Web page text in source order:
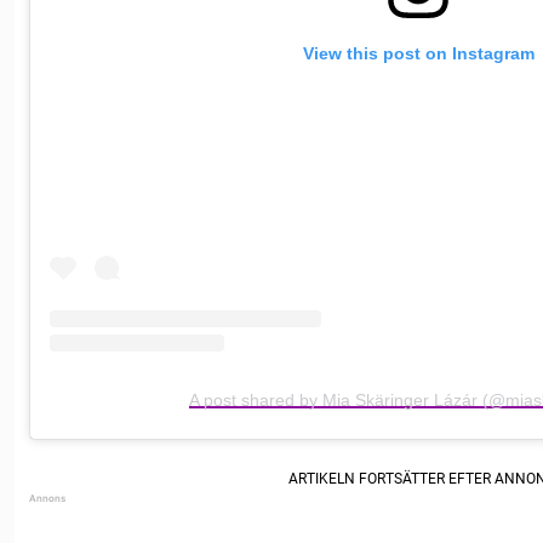
View this post on Instagram
A post shared by Mia Skäringer Lázár